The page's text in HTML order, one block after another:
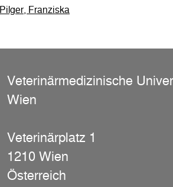
Pilger, Franziska
Veterinärmedizinische
Wien
Veterinärplatz 1
1210 Wien
Österreich